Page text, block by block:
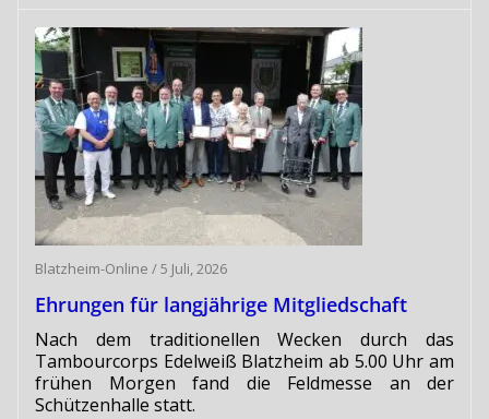
Blatzheim-Online /5 Juli, 2026
Ehrungen für langjährige Mitgliedschaft
Nach dem traditionellen Wecken durch das
Tambourcorps Edelweiß Blatzheim ab 5.00 Uhr am
frühen Morgen fand die Feldmesse an der
Schützenhalle statt.